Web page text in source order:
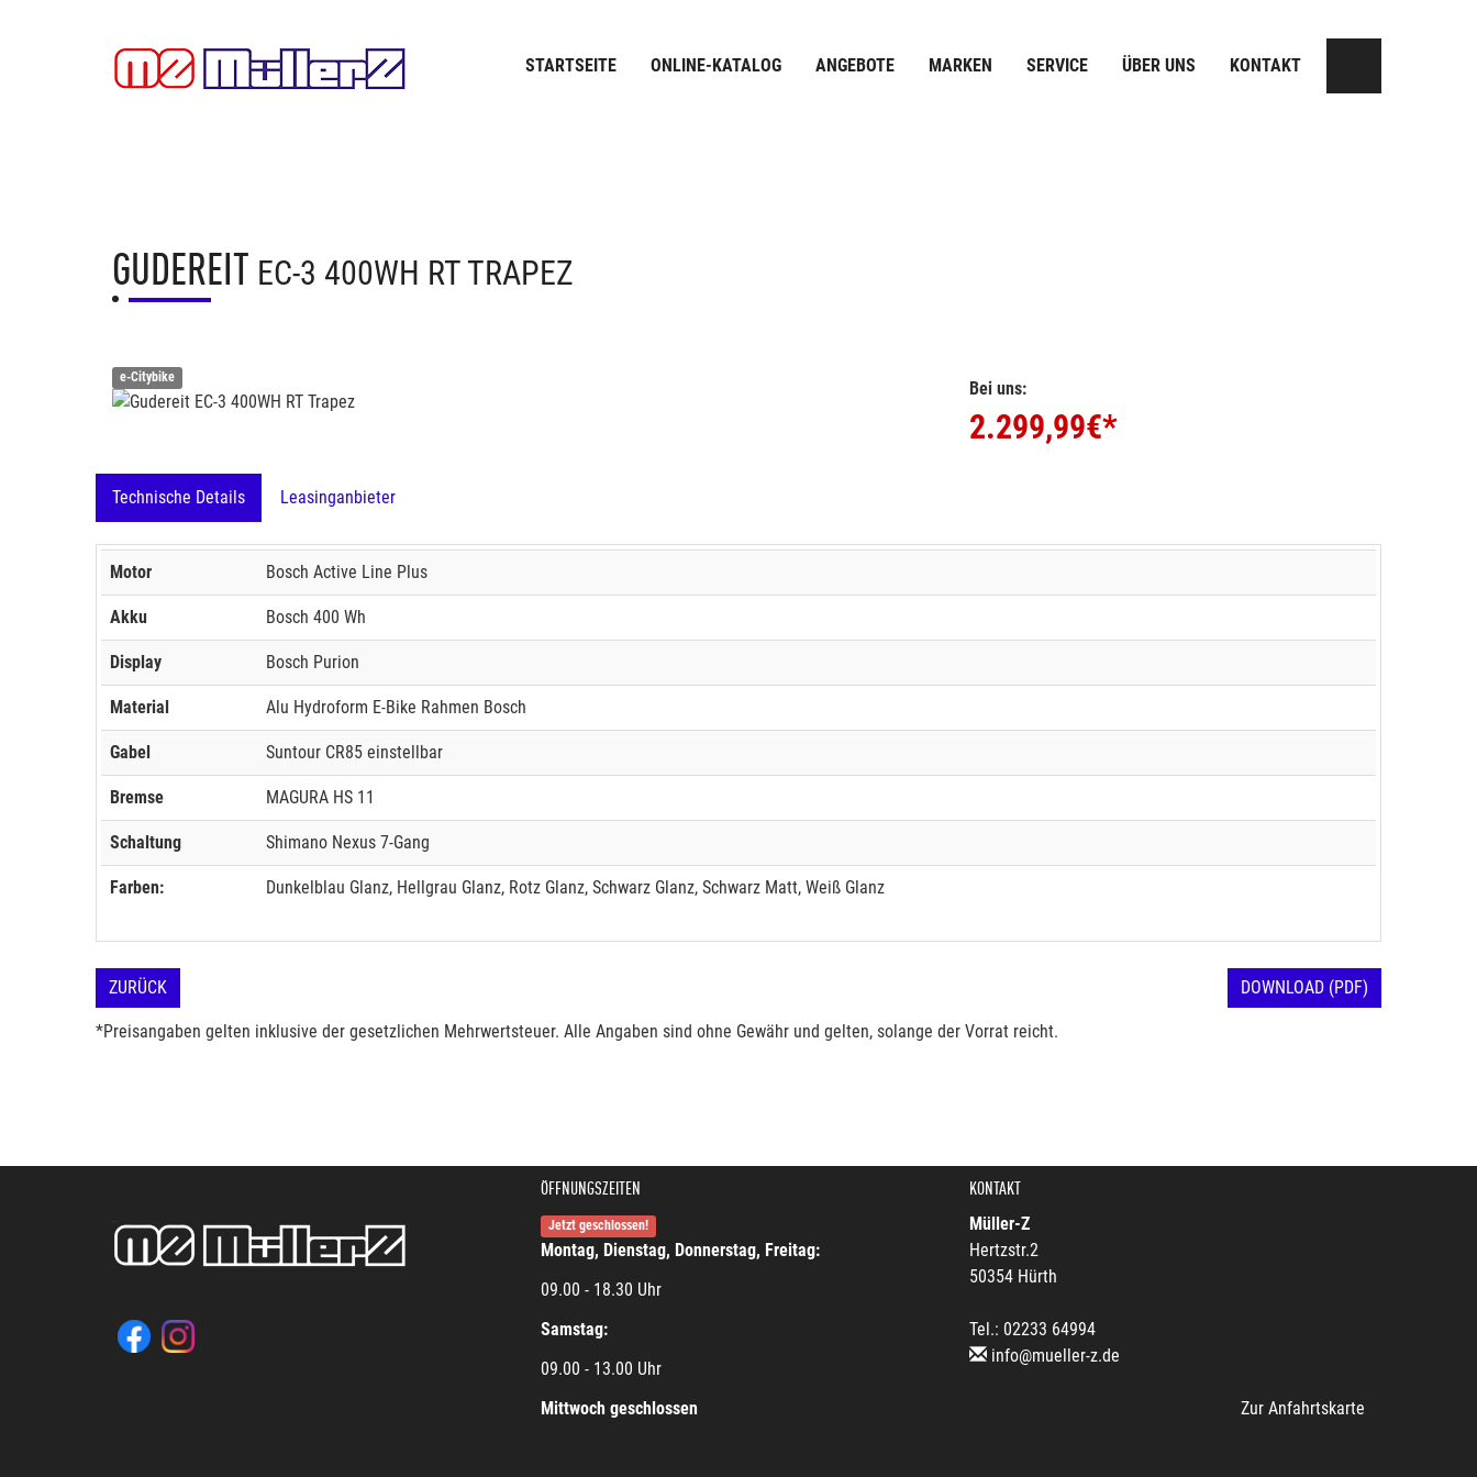
STARTSEITE ONLINE-KATALOG ANGEBOTE MARKEN SERVICE ÜBER UNS KONTAKT
GUDEREIT EC-3 400WH RT TRAPEZ
e-Citybike
Bei uns:
2.299,99€*
Technische Details Leasinganbieter
Motor Bosch Active Line Plus
Akku Bosch 400 Wh
Display Bosch Purion
Material Alu Hydroform E-Bike Rahmen Bosch
Gabel Suntour CR85 einstellbar
Bremse MAGURA HS 11
Schaltung Shimano Nexus 7-Gang
Farben: Dunkelblau Glanz, Hellgrau Glanz, Rotz Glanz, Schwarz Glanz, Schwarz Matt, Weiß Glanz
ZURÜCK DOWNLOAD (PDF)
*Preisangaben gelten inklusive der gesetzlichen Mehrwertsteuer. Alle Angaben sind ohne Gewähr und gelten, solange der Vorrat reicht.
ÖFFNUNGSZEITEN
Jetzt geschlossen!
Montag, Dienstag, Donnerstag, Freitag:
09.00 - 18.30 Uhr
Samstag:
09.00 - 13.00 Uhr
Mittwoch geschlossen
KONTAKT
Müller-Z
Hertzstr.2
50354 Hürth
Tel.: 02233 64994
info@mueller-z.de
Zur Anfahrtskarte